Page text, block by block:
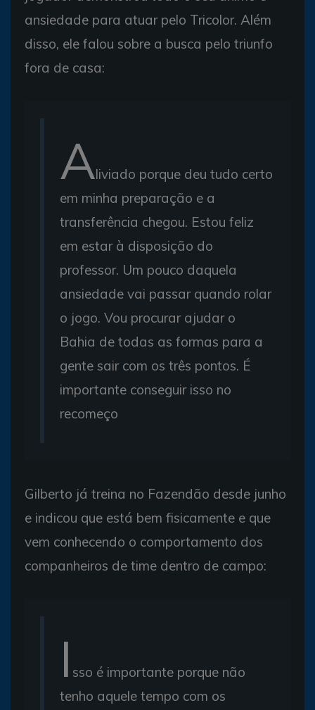
ansiedade para atuar pelo Tricolor. Além
disso, ele falou sobre a busca pelo triunfo
fora de casa:
Aliviado porque deu tudo certo
em minha preparação e a
transferência chegou. Estou feliz
em estar à disposição do
professor. Um pouco daquela
ansiedade vai passar quando rolar
o jogo. Vou procurar ajudar o
Bahia de todas as formas para a
gente sair com os três pontos. É
importante conseguir isso no
recomeço
Gilberto já treina no Fazendão desde junho
e indicou que está bem fisicamente e que
vem conhecendo o comportamento dos
companheiros de time dentro de campo:
I sso é importante porque não
tenho aquele tempo com os